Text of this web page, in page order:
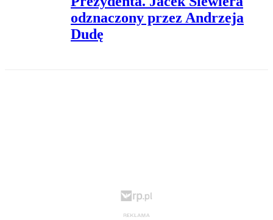
odznaczony przez Andrzeja
Dudę